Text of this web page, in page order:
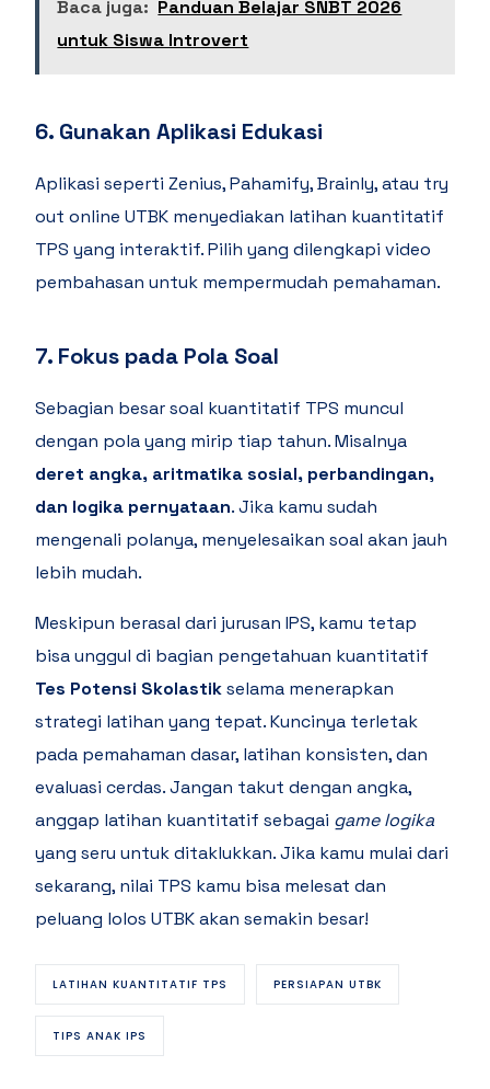
Baca juga: Panduan Belajar SNBT 2026
untuk Siswa Introvert
6. Gunakan Aplikasi Edukasi
Aplikasi seperti Zenius, Pahamify, Brainly, atau try
out online UTBK menyediakan latihan kuantitatif
TPS yang interaktif. Pilih yang dilengkapi video
pembahasan untuk mempermudah pemahaman.
7. Fokus pada Pola Soal
Sebagian besar soal kuantitatif TPS muncul
dengan pola yang mirip tiap tahun. Misalnya
deret angka, aritmatika sosial, perbandingan,
dan logika pernyataan. Jika kamu sudah
mengenali polanya, menyelesaikan soal akan jauh
lebih mudah.
Meskipun berasal dari jurusan IPS, kamu tetap
bisa unggul di bagian pengetahuan kuantitatif
Tes Potensi Skolastikselama menerapkan
strategi latihan yang tepat. Kuncinya terletak
pada pemahaman dasar, latihan konsisten, dan
evaluasi cerdas. Jangan takut dengan angka,
anggap latihan kuantitatif sebagai game logika
yang seru untuk ditaklukkan. Jika kamu mulai dari
sekarang, nilai TPS kamu bisa melesat dan
peluang lolos UTBK akan semakin besar!
LATIHAN KUANTITATIF TPS PERSIAPAN UTBK
TIPS ANAK IPS